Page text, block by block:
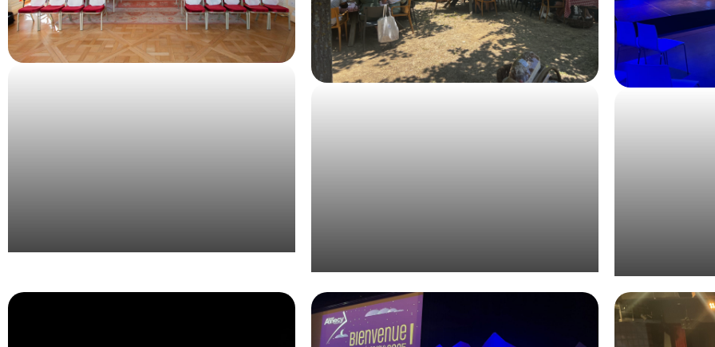
Organisation d’un évènement pour le
Organisation d’une journée corporate au
vert pour Valrhona
Organisation